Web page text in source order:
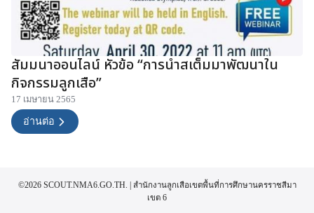
สัมมนาออนไลน์ หัวข้อ “การนำสเต็มมาพัฒนาใน
กิจกรรมลูกเสือ”
17 เมษายน 2565
อ่านต่อ
©2026 SCOUT.NMA6.GO.TH. | สำนักงานลูกเสือเขตพื้นที่การศึกษานครราชสีมา
เขต 6